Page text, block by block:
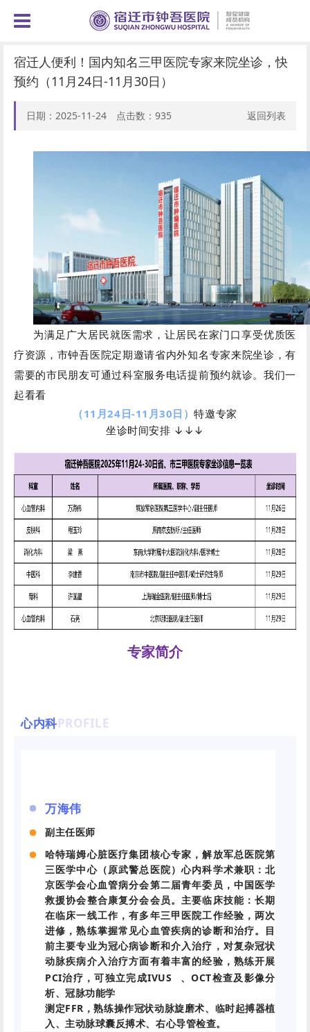
宿迁人便利！国内知名三甲医院专家来院坐诊，快
预约（11月24日-11月30日）
日期：2025-11-24 点击数： 935 返回列表
为满足广大居民就医需求，让居民在家门口享受优质医
疗资源，市钟吾医院定期邀请省内外知名专家来院坐诊，有
需要的市民朋友可通过科室服务电话提前预约就诊。我们一
起看看
（11月24日-11月30日）特邀专家
坐诊时间安排 ↓↓↓
专家简介
心内科PROFILE
万海伟
副主任医师
哈特瑞姆心脏医疗集团核心专家，解放军总医院第
三医学中心（原武警总医院）心内科学术兼职：北
京医学会心血管病分会第二届青年委员，中国医学
救援协会整合康复分会会员。主要临床技能：长期
在临床一线工作，有多年三甲医院工作经验，两次
进修，熟练掌握常见心血管疾病的诊断和治疗。目
前主要专业为冠心病诊断和介入治疗，对复杂冠状
动脉疾病介入治疗方面有着丰富的经验，熟练开展
PCI治疗，可独立完成IVUS
、OCT检查及影像分
析、冠脉功能学
测定FFR，熟练操作冠状动脉旋磨术、临时起搏器植
入、主动脉球囊反搏术、右心导管检查。